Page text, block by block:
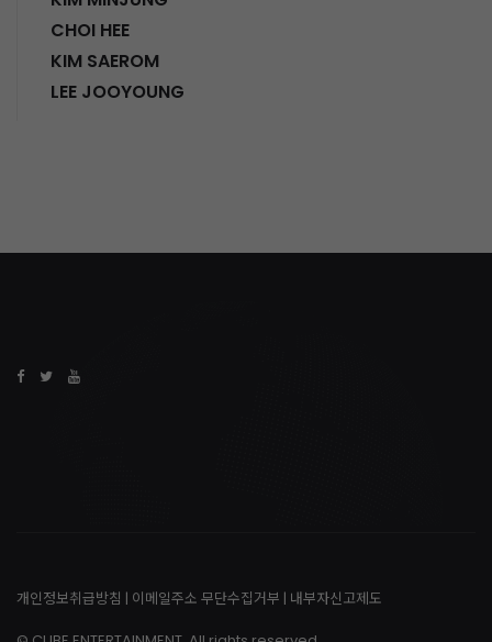
CHOI HEE
KIM SAEROM
LEE JOOYOUNG
개인정보취급방침 | 이메일주소 무단수집거부 | 내부자신고제도